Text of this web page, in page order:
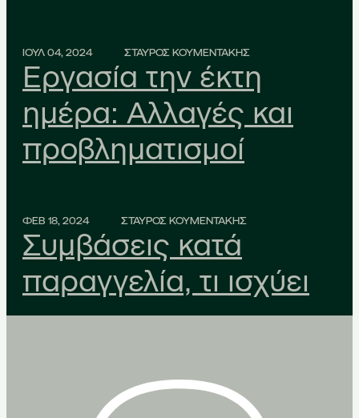
ΙΟΥΛ 04, 2024 ΣΤΑΥΡΟΣ ΚΟΥΜΕΝΤΑΚΗΣ
Εργασία την έκτη
ημέρα: Αλλαγές και
προβληματισμοί
ΦΕΒ 18, 2024 ΣΤΑΥΡΟΣ ΚΟΥΜΕΝΤΑΚΗΣ
Συμβάσεις κατά
παραγγελία, τι ισχύει